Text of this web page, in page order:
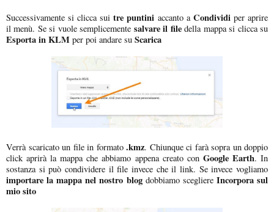
Successivamente si clicca sui tre puntini accanto aCondividi per aprire
il menù. Se si vuole semplicemente salvare il filedella mappa si clicca su
Esporta in KLM per poi andare su Scarica
Verrà scaricato un file in formato.kmz. Chiunque ci farà sopra un doppio
click aprirà la mappa che abbiamo appena creato con Google Earth. In
sostanza si può condividere il file invece che il link. Se invece vogliamo
importare la mappa nel nostro blog dobbiamo scegliere Incorpora sul
mio sito